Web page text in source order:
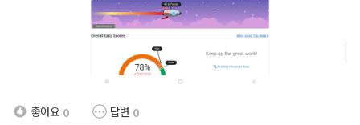
좋아요 0 답변 0